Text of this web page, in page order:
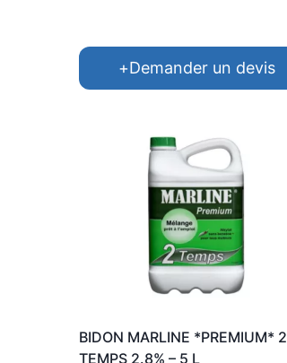
+Demander un devis
BIDON MARLINE *PREMIUM* 2
TEMPS 2.8% – 5 L